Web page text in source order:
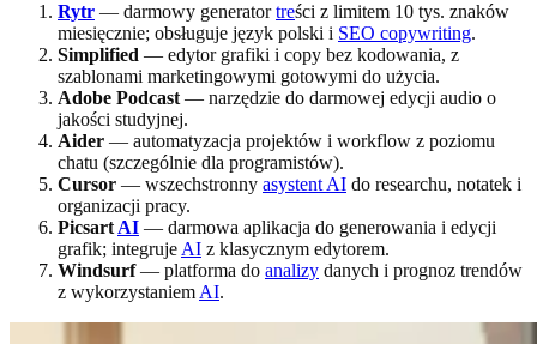
Rytr — darmowy generatortreści z limitem 10 tys. znaków
miesięcznie; obsługuje język polski i SEO copywriting.
Simplified — edytor grafiki i copy bez kodowania, z
szablonami marketingowymi gotowymi do użycia.
Adobe Podcast — narzędzie do darmowej edycji audio o
jakości studyjnej.
Aider — automatyzacja projektów i workflow z poziomu
chatu (szczególnie dla programistów).
Cursor — wszechstronny asystent AI do researchu, notatek i
organizacji pracy.
Picsart AI — darmowa aplikacja do generowania i edycji
grafik; integruje AI z klasycznym edytorem.
Windsurf— platforma do analizy danych i prognoz trendów
z wykorzystaniem AI.